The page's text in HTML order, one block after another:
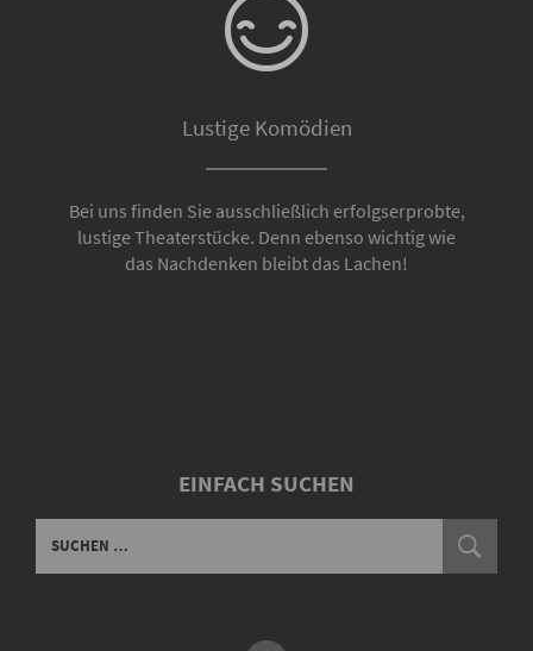
Lustige Komödien
Bei uns finden Sie ausschließlich erfolgserprobte,
lustige Theaterstücke. Denn ebenso wichtig wie
das Nachdenken bleibt das Lachen!
EINFACH SUCHEN